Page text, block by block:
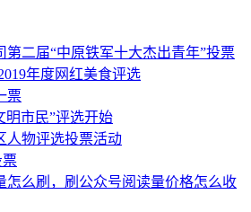
第二届“中原铁军十大杰出青年”投票
年度网红美食评选
票
明市民”评选开始
人物评选投票活动
票
怎么刷，刷公众号阅读量价格怎么收